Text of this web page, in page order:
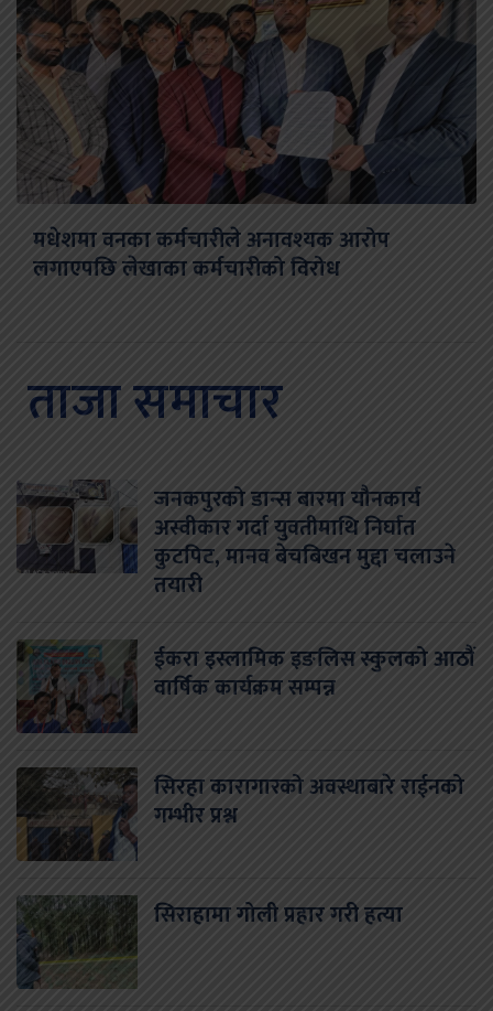
मधेशमा वनका कर्मचारीले अनावश्यक आरोप
लगाएपछि लेखाका कर्मचारीको विरोध
ताजा समाचार
जनकपुरको डान्स बारमा यौनकार्य
अस्वीकार गर्दा युवतीमाथि निर्घात
कुटपिट, मानव बेचबिखन मुद्दा चलाउने
तयारी
ईकरा इस्लामिक इङलिस स्कुलको आठौं
वार्षिक कार्यक्रम सम्पन्न
सिरहा कारागारको अवस्थाबारे राईनको
गम्भीर प्रश्न
सिराहामा गोली प्रहार गरी हत्या